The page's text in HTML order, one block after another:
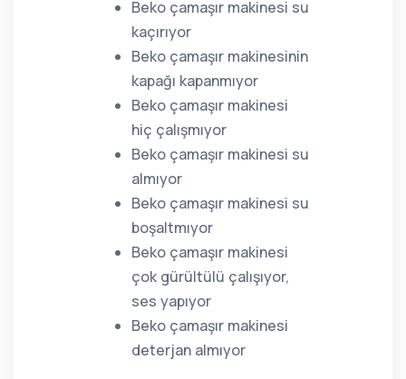
Beko çamaşır makinesi su
kaçırıyor
Beko çamaşır makinesinin
kapağı kapanmıyor
Beko çamaşır makinesi
hiç çalışmıyor
Beko çamaşır makinesi su
almıyor
Beko çamaşır makinesi su
boşaltmıyor
Beko çamaşır makinesi
çok gürültülü çalışıyor,
ses yapıyor
Beko çamaşır makinesi
deterjan almıyor